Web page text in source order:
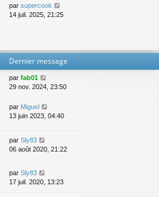
par supercook
14 juil. 2025, 21:25
Dernier message
par fab01
29 nov. 2024, 23:50
par Miguel
13 juin 2023, 04:40
par Sly83
06 août 2020, 21:22
par Sly83
17 juil. 2020, 13:23